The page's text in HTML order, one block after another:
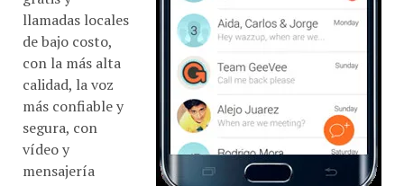
llamadas locales
de bajo costo,
con la más alta
calidad, la voz
más confiable y
segura, con
vídeo y
mensajería